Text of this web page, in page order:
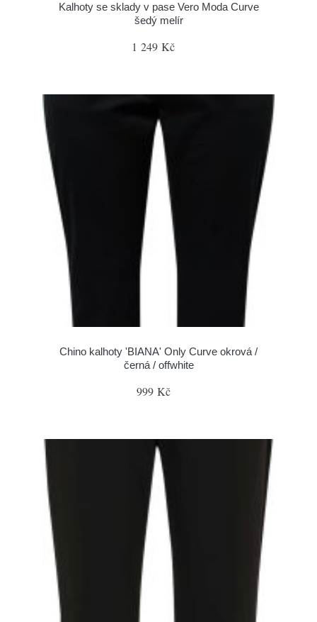
Kalhoty se sklady v pase Vero Moda Curve
šedý melír
1 249 Kč
Chino kalhoty 'BIANA' Only Curve okrová /
černá / offwhite
999 Kč